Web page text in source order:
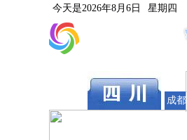
今天是2026年8月6日 星期四
成都